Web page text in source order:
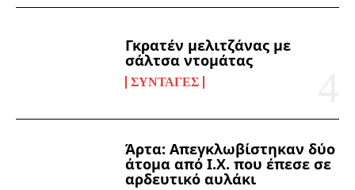
Γκρατέν μελιτζάνας με
σάλτσα ντομάτας
ΣΥΝΤΑΓΈΣ
Άρτα: Απεγκλωβίστηκαν δύο
άτομα από Ι.Χ. που έπεσε σε
αρδευτικό αυλάκι